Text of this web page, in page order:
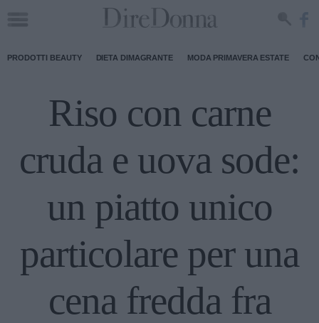
PRODOTTI BEAUTY DIETA DIMAGRANTE MODA PRIMAVERA ESTATE
Riso con carne
cruda e uova sode:
un piatto unico
particolare per una
cena fredda fra